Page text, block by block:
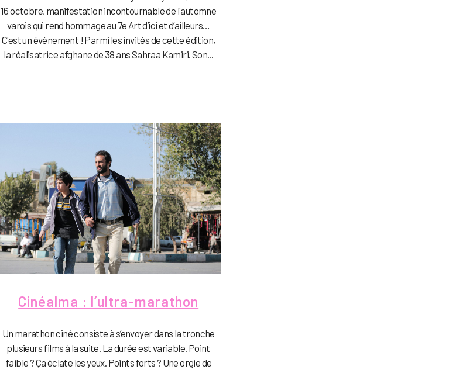
16 octobre, manifestation incontournable de l'automne
varois qui rend hommage au 7e Art d’ici et d’ailleurs…
C'est un événement ! Parmi les invités de cette édition,
la réalisatrice afghane de 38 ans Sahraa Kamiri. Son...
Cinéalma : l’ultra-marathon
Un marathon ciné consiste à s’envoyer dans la tronche
plusieurs films à la suite. La durée est variable. Point
faible ? Ça éclate les yeux. Points forts ? Une orgie de